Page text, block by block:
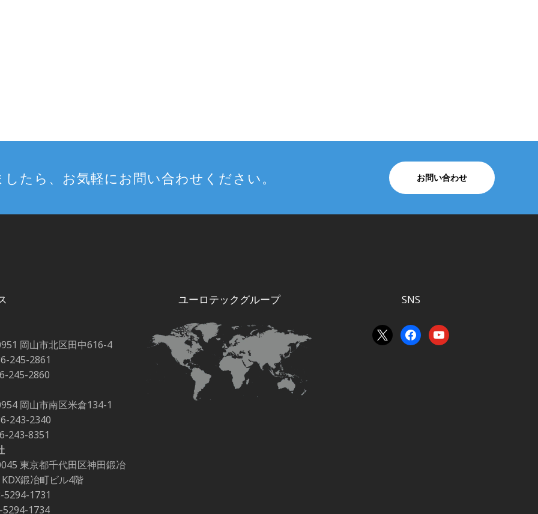
たら、お気軽にお問い合わせください。 お問い合わせ
岡山市北区田中616-4
245-2861
245-2860
岡山市南区米倉134-1
243-2340
243-8351
東京都千代田区神田鍛冶
鍛冶町ビル4階
5294-1731
5294-1734
ユーロテックグループ SNS
x facebook
youtube